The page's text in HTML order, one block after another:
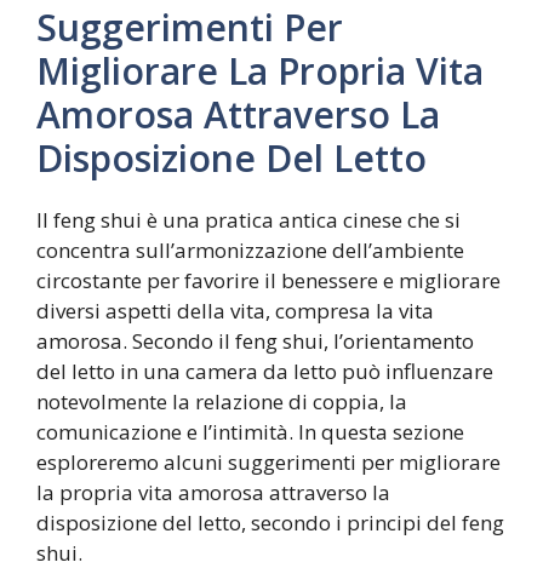
Suggerimenti Per
Migliorare La Propria Vita
Amorosa Attraverso La
Disposizione Del Letto
Il feng shui è una pratica antica cinese che si
concentra sull’armonizzazione dell’ambiente
circostante per favorire il benessere e migliorare
diversi aspetti della vita, compresa la vita
amorosa. Secondo il feng shui, l’orientamento
del letto in una camera da letto può influenzare
notevolmente la relazione di coppia, la
comunicazione e l’intimità. In questa sezione
esploreremo alcuni suggerimenti per migliorare
la propria vita amorosa attraverso la
disposizione del letto, secondo i principi del feng
shui.